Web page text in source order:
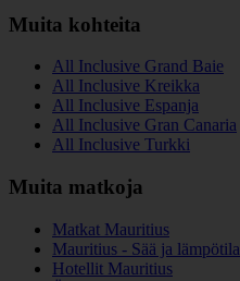
Muita kohteita
All Inclusive Grand Baie
All Inclusive Kreikka
All Inclusive Espanja
All Inclusive Gran Canaria
All Inclusive Turkki
Muita matkoja
Matkat Mauritius
Mauritius - Sää ja lämpötila
Hotellit Mauritius